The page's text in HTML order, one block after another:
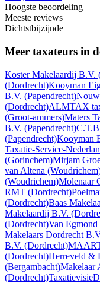
Hoogste beoordeling
Meeste reviews
Dichtstbijzijnde
Meer taxateurs in
Koster Makelaardij B.V.
(Dordrecht)Kooyman
B.V. (Papendrecht)
(Dordrecht)ALMTAX
(Groot-ammers)Maters
B.V. (Papendrecht)
(Papendrecht)Kooyman
Taxatie-Service-
(Gorinchem)Mirjam
van Altena
(Woudrichem)Molenaar
RMT (Dordrecht)
(Dordrecht)Baas
Makelaardij B.V.
(Dordrecht)Van
Makelaars Dordrecht
B.V. (Dordrecht)
(Dordrecht)Herreveld &
(Bergambacht)Makelaar
(Dordrecht)